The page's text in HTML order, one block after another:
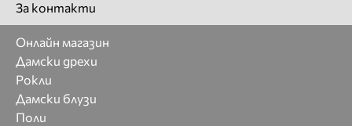
За контакти
Онлайн магазин
Дамски дрехи
Рокли
Дамски блузи
Поли